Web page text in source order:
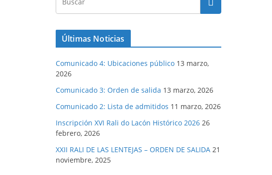
Últimas Noticias
Comunicado 4: Ubicaciones público 13 marzo,
2026
Comunicado 3: Orden de salida 13 marzo, 2026
Comunicado 2: Lista de admitidos 11 marzo, 2026
Inscripción XVI Rali do Lacón Histórico 2026 26
febrero, 2026
XXII RALI DE LAS LENTEJAS – ORDEN DE SALIDA 21
noviembre, 2025